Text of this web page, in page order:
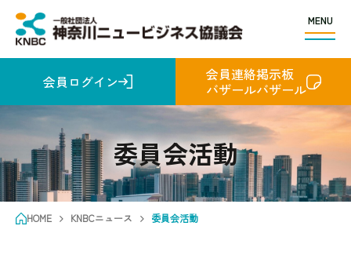
MENU
会員ログイン
会員連絡掲示板
バザールバザール
委員会活動
HOME KNBCニュース 委員会活動